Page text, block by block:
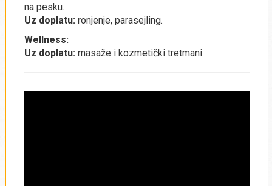
na pesku.
Uz doplatu: ronjenje, parasejling.
Wellness:
Uz doplatu: masaže i kozmetički tretmani.